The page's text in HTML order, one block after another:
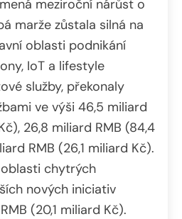
meziroční nárůst o
marže zůstala silná na
oblasti podnikání
IoT a lifestyle
služby, překonaly
ve výši 46,5 miliard
26,8 miliard RMB (84,4
RMB (26,1 miliard Kč).
chytrých
nových iniciativ
(20,1 miliard Kč).